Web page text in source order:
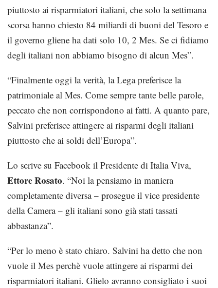
piuttosto ai risparmiatori italiani, che solo la settimana
scorsa hanno chiesto 84 miliardi di buoni del Tesoro e
il governo gliene ha dati solo 10, 2 Mes. Se ci fidiamo
degli italiani non abbiamo bisogno di alcun Mes”.
“Finalmente oggi la verità, la Lega preferisce la
patrimoniale al Mes. Come sempre tante belle parole,
peccato che non corrispondono ai fatti. A quanto pare,
Salvini preferisce attingere ai risparmi degli italiani
piuttosto che ai soldi dell’Europa”.
Lo scrive su Facebook il Presidente di Italia Viva,
Ettore Rosato. “Noi la pensiamo in maniera
completamente diversa – prosegue il vice presidente
della Camera – gli italiani sono già stati tassati
abbastanza”.
“Per lo meno è stato chiaro. Salvini ha detto che non
vuole il Mes perchè vuole attingere ai risparmi dei
risparmiatori italiani. Glielo avranno consigliato i suoi